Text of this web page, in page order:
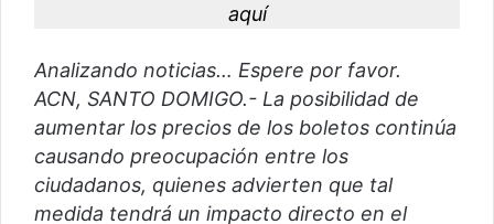
e
l
e
c
t
r
aquí
Analizando noticias… Espere por favor.
ACN, SANTO DOMIGO.- La posibilidad de
aumentar los precios de los boletos continúa
causando preocupación entre los
ciudadanos, quienes advierten que tal
medida tendrá un impacto directo en el